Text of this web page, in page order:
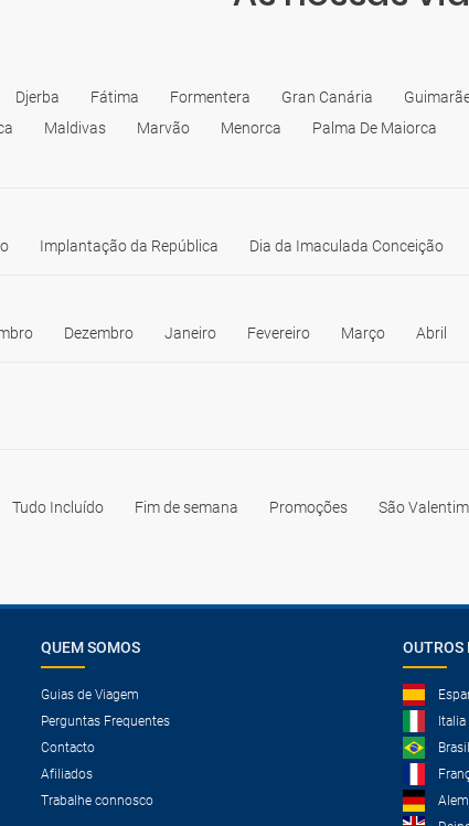
Djerba Fátima Formentera Gran Canária
Maldivas Marvão Menorca Palma De Maiorca
Implantação da República Dia da Imaculada Conceição
Dezembro Janeiro Fevereiro Março Abril
Tudo Incluído Fim de semana Promoções São Valentim
QUEM SOMOS
Guias de Viagem
Perguntas Frequentes
Contacto
Afiliados
Trabalhe connosco
OUTROS
Italia
Brasil